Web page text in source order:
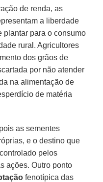
de renda, as
a liberdade
plantar para o consumo
rural. Agricultores
dos grãos de
por não atender
na alimentação de
de matéria
as sementes
e o destino que
pelos
ações. Outro ponto
fenotípica das